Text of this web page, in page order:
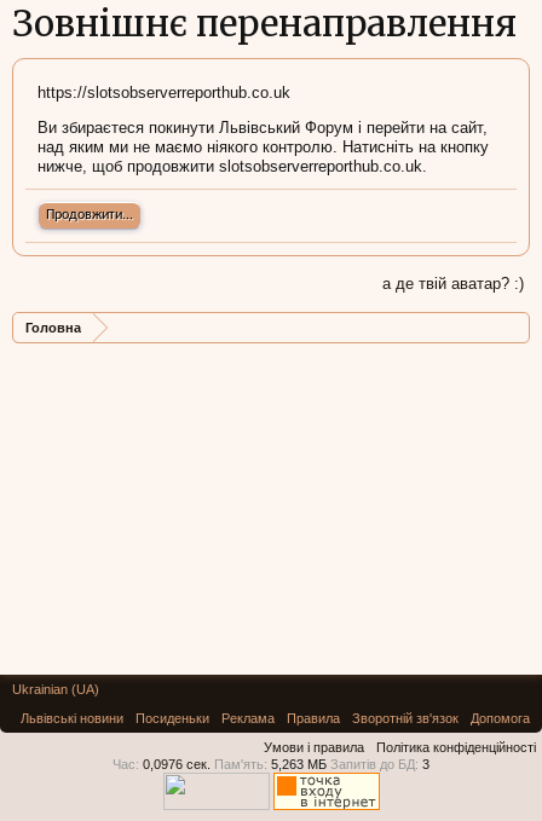
Зовнішнє перенаправлення
https://slotsobserverreporthub.co.uk
Ви збираєтеся покинути Львівський Форум і перейти на сайт,
над яким ми не маємо ніякого контролю. Натисніть на кнопку
нижче, щоб продовжити slotsobserverreporthub.co.uk.
Продовжити...
а де твій аватар? :)
Головна
Ukrainian (UA)
Львівські новини
Посиденьки Реклама Правила Зворотній зв'язок
Допомога
Умови і правила
Політика конфіденційності
Час: 0,0976 сек. Пам'ять: 5,263 МБ Запитів до БД: 3